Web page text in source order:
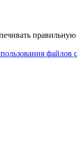
правильную
файлов